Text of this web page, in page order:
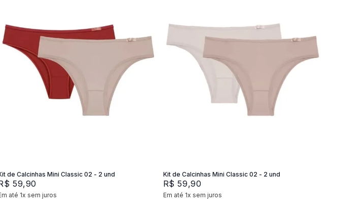
de Calcinhas Mini Classic 02 - 2 und
59,90
até 1x sem juros
Kit de Calcinhas Mini Classic 02 - 2 und
R$ 59,90
Em até 1x sem juros